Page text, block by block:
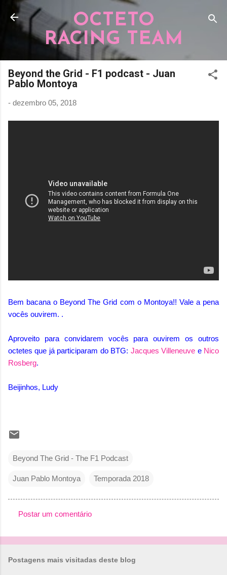
Pular para o conteúdo principal
OCTETO
RACING TEAM
Beyond the Grid - F1 podcast - Juan
Pablo Montoya
- dezembro 05, 2018
Bem bacana o Beyond The Grid com o Montoya!! Vale a pena
vocês ouvirem. .
Aproveito para convidarem vocês para ouvirem os outros
octetes que já participaram do BTG: Jacques Villeneuve e Nico
Rosberg.
Beijinhos, Ludy
Beyond The Grid - The F1 Podcast
Juan Pablo Montoya Temporada 2018
o
Postar um comentário
Postagens mais visitadas deste blog